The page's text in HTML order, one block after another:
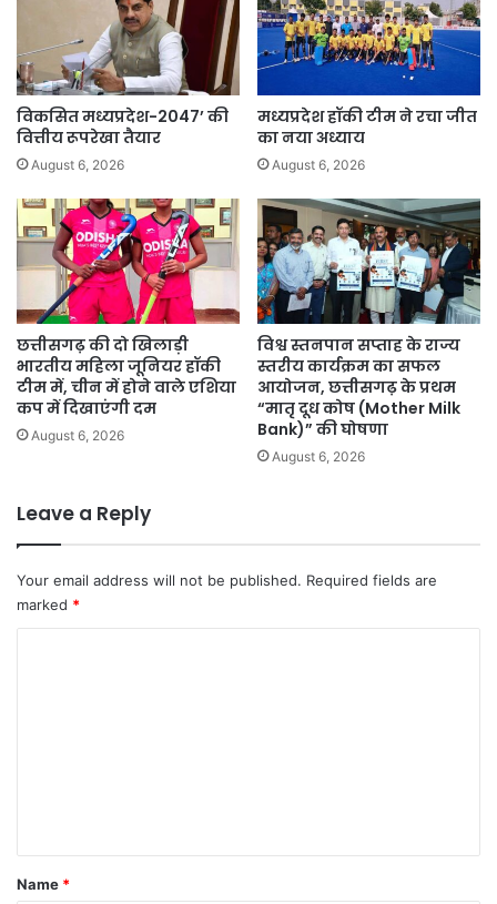
विकसित मध्यप्रदेश-2047’ की
वित्तीय रूपरेखा तैयार
August 6, 2026
मध्यप्रदेश हॉकी टीम ने रचा जीत
का नया अध्याय
August 6, 2026
छत्तीसगढ़ की दो खिलाड़ी
भारतीय महिला जूनियर हॉकी
टीम में, चीन में होने वाले एशिया
कप में दिखाएंगी दम
August 6, 2026
विश्व स्तनपान सप्ताह के राज्य
स्तरीय कार्यक्रम का सफल
आयोजन, छत्तीसगढ़ के प्रथम
“मातृ दूध कोष (Mother Milk
Bank)” की घोषणा
August 6, 2026
Leave a Reply
Your email address will not be published. Required fields are
marked *
*
Name *